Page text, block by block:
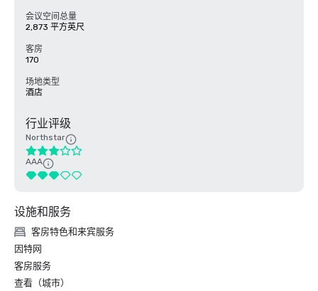
会议空间总量
2,873 平方英尺
客房
170
场地类型
酒店
行业评级
Northstar
AAA
设施和服务
客房特色和来宾服务
因特网
客房服务
查看（城市）